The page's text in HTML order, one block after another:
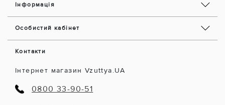
Інформація
Особистий кабінет
Контакти
Інтернет магазин Vzuttya.UA
0800 33-90-51